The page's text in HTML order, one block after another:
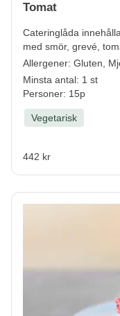
Tomat
Cateringlåda
med smör, grevé,
Allergener: Gluten,
Minsta antal: 1 st
Personer: 15p
Vegetarisk
442 kr